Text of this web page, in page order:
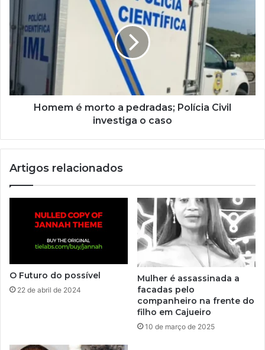
Homem é morto a pedradas; Polícia Civil
investiga o caso
Artigos relacionados
O Futuro do possível
22 de abril de 2024
Mulher é assassinada a
facadas pelo
companheiro na frente do
filho em Cajueiro
10 de março de 2025